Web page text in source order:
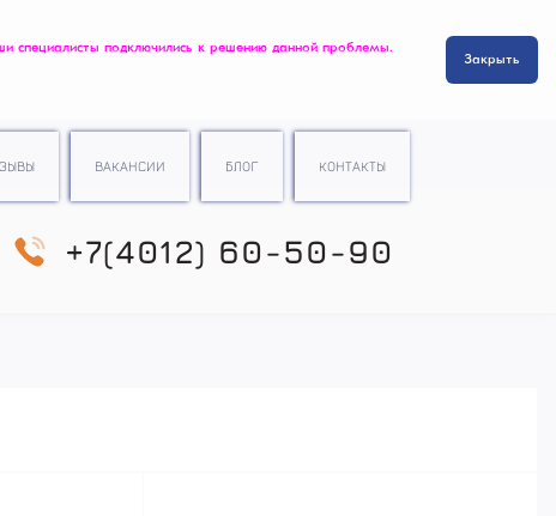
специалисты подключились к решению данной проблемы.
Закрыть
ВАКАНСИИ БЛОГ КОНТАКТЫ
+7(4012) 60-50-90